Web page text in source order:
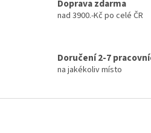
Doprava zdarma
nad 3900.-Kč po celé ČR
Doručení 2-7
na jakékoliv místo
Z